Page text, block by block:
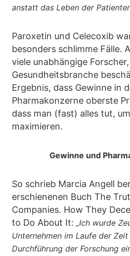
anstatt das Leben der
Paroxetin und Celecoxib
besonders schlimme Fälle.
viele unabhängige
Gesundheitsbranche
Ergebnis, dass Gewinne in
Pharmakonzerne oberste
dass man (fast) alles tut,
maximieren.
Gewinne und
So schrieb Marcia Angell
erschienenen Buch The
Companies. How They
to Do About It: „Ich wurde
Unternehmen im Laufe der
Durchführung der Forschung